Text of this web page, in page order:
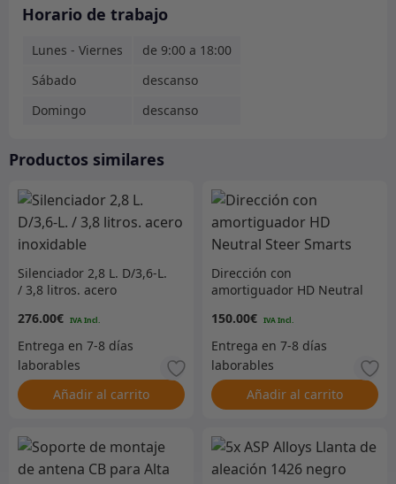
Horario de trabajo
Lunes - Viernes
de 9:00 a 18:00
Sábado
descanso
Domingo
descanso
Productos similares
Silenciador 2,8 L. D/3,6-L.
/ 3,8 litros. acero
276.00€
Añadir al carrito
Dirección con
amortiguador HD Neutral
150.00€
Añadir al carrito